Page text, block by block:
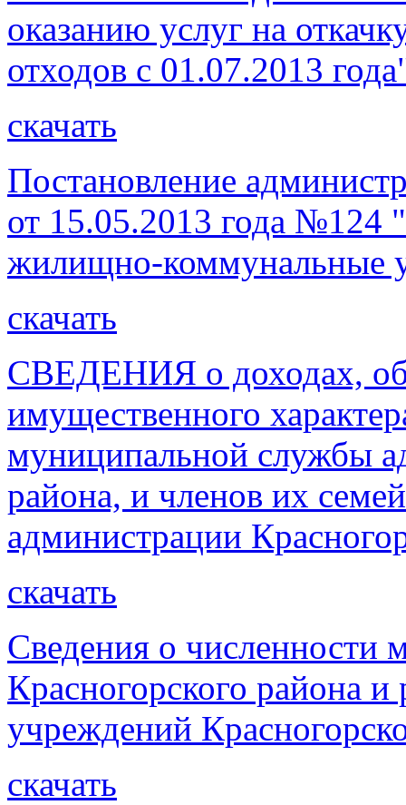
оказанию услуг на
отходов с 01.07.2013
скачать
Постановление
от 15.05.2013 года №124
жилищно-коммунальные
скачать
СВЕДЕНИЯ о доходах, об
имущественного
муниципальной службы
района, и членов их
администрации
скачать
Сведения о
Красногорского района
учреждений
скачать